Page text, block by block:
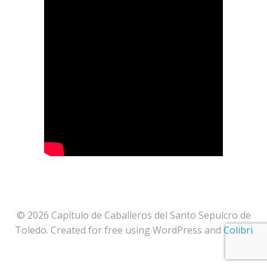
© 2026 Capítulo de Caballeros del Santo Sepulcro de
Toledo. Created for free using WordPress and Colibri